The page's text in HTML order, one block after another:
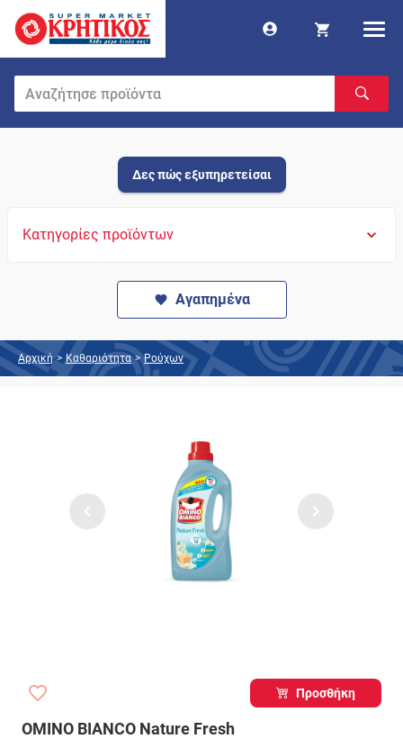
Δες πώς εξυπηρετείσαι
Κατηγορίες προϊόντων
Αγαπημένα
Αρχική > Καθαριότητα > Ρούχων
Προσθήκη
OMINO BIANCO Nature Fresh